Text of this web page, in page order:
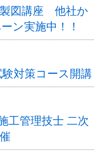
図講座 他社か
ン実施中！！
対策コース開講
工管理技士 二次